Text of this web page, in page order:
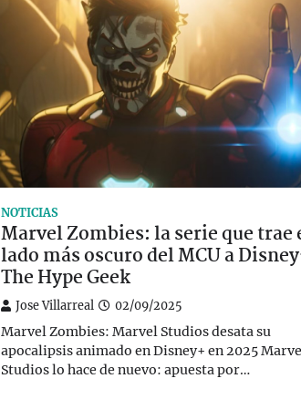
NOTICIAS
Marvel Zombies: la serie que trae
lado más oscuro del MCU a
The Hype Geek
Jose Villarreal 02/09/2025
Marvel Zombies: Marvel Studios desata su
apocalipsis animado en Disney+ en 2025
Studios lo hace de nuevo: apuesta por…